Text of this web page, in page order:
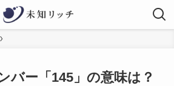
バー「145」の意味は？